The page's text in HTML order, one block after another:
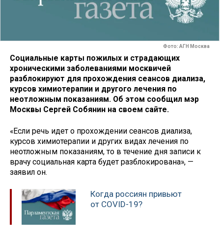
Фото: АГН Москва
Социальные карты пожилых и страдающих
хроническими заболеваниями москвичей
разблокируют для прохождения сеансов диализа,
курсов химиотерапии и другого лечения по
неотложным показаниям. Об этом сообщил мэр
Москвы Сергей Собянин на своем сайте.
«Если речь идет о прохождении сеансов диализа,
курсов химиотерапии и других видах лечения по
неотложным показаниям, то в течение дня записи к
врачу социальная карта будет разблокирована», —
заявил он.
Когда россиян привьют
от COVID-19?